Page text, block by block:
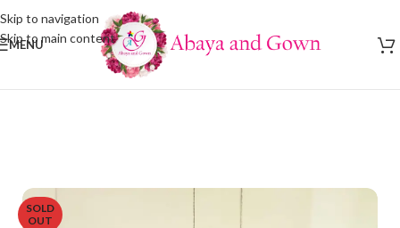
Skip to navigation
Skip to main content
MENU
SOLD
OUT